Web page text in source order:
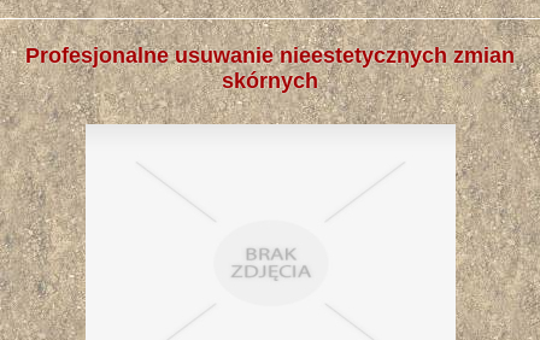
Profesjonalne usuwanie nieestetycznych zmian
skórnych